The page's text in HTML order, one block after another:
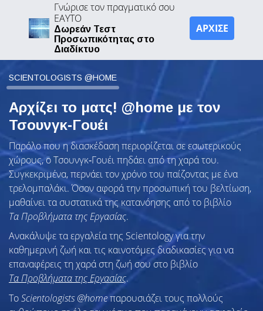
Γνώρισε τον πραγματικό σου
ΕΑΥΤΟ
Δωρεάν Τεστ
Προσωπικότητας στο
Διαδίκτυο
ΑΡΧΙΣΕ
SCIENTOLOGISTS @HOME
Αρχίζει το ματς! @home με τον
Τσουνγκ‑Γουέι
Παρόλο που η διασκέδαση περιορίζεται σε εσωτερικούς
χώρους, ο Τσουνγκ‑Γουέι πηδάει από τη χαρά του.
Συγκεκριμένα, περνάει τον χρόνο του παίζοντας με ένα
τρελομπαλάκι. Όσον αφορά την προσωπική του βελτίωση,
μαθαίνει τα συστατικά της κατανόησης από το βιβλίο
Τα Προβλήματα της Εργασίας.
Ανακάλυψε τα εργαλεία της Scientology για την
καθημερινή ζωή και τις καινοτόμες διαδικασίες για να
επαναφέρεις τη χαρά στη ζωή σου στο βιβλίο
Τα Προβλήματα της Εργασίας.
ToScientologists @homeπαρουσιάζει τους πολλούς